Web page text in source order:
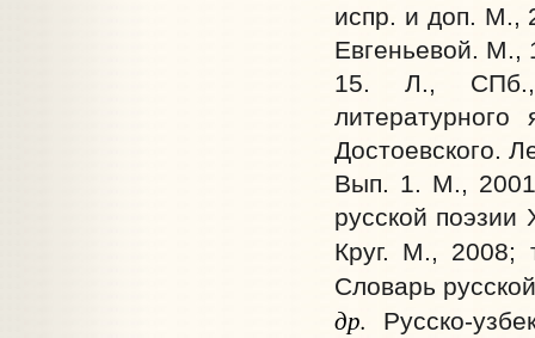
испр. и доп. М.,
Евгеньевой. М.,
15. Л., СПб.,
Достоевского.
Вып. 1. М.,
русской
Круг. М.,
Словарь
др. Русско-